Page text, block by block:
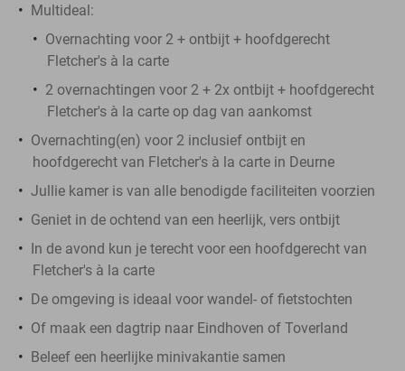
Multideal:
Overnachting voor 2 + ontbijt + hoofdgerecht
Fletcher's à la carte
2 overnachtingen voor 2 + 2x ontbijt + hoofdgerecht
Fletcher's à la carte op dag van aankomst
Overnachting(en) voor 2 inclusief ontbijt en
hoofdgerecht van Fletcher's à la carte in Deurne
Jullie kamer is van alle benodigde faciliteiten voorzien
Geniet in de ochtend van een heerlijk, vers ontbijt
In de avond kun je terecht voor een hoofdgerecht van
Fletcher's à la carte
De omgeving is ideaal voor wandel- of fietstochten
Of maak een dagtrip naar Eindhoven of Toverland
Beleef een heerlijke minivakantie samen